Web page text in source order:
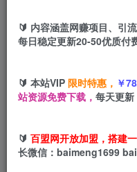
外面卖799的公众号写文
🔰 内容涵盖网赚项目、引
每日稳定更新20-50优质付
🔰 本站VIP 限时特惠， ￥
站资源免费下载， 每天更新
🔰 百盟网开放加盟，搭建
长微信：baimeng1699